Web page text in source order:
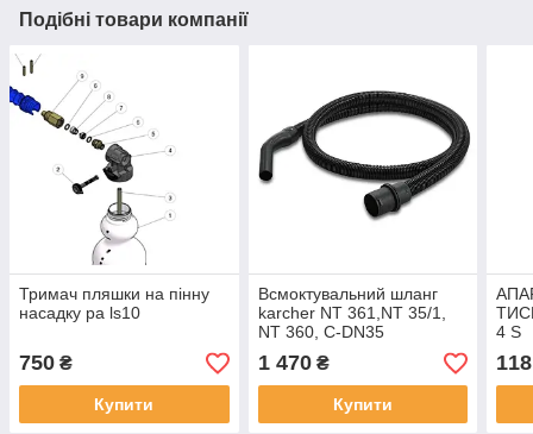
Подібні товари компанії
Тримач пляшки на пінну
насадку pa ls10
750 ₴
Купити
Всмоктувальний шланг
karcher NT 361,NT 35/1,
NT 360, C-DN35
1 470₴
Купити
4 S